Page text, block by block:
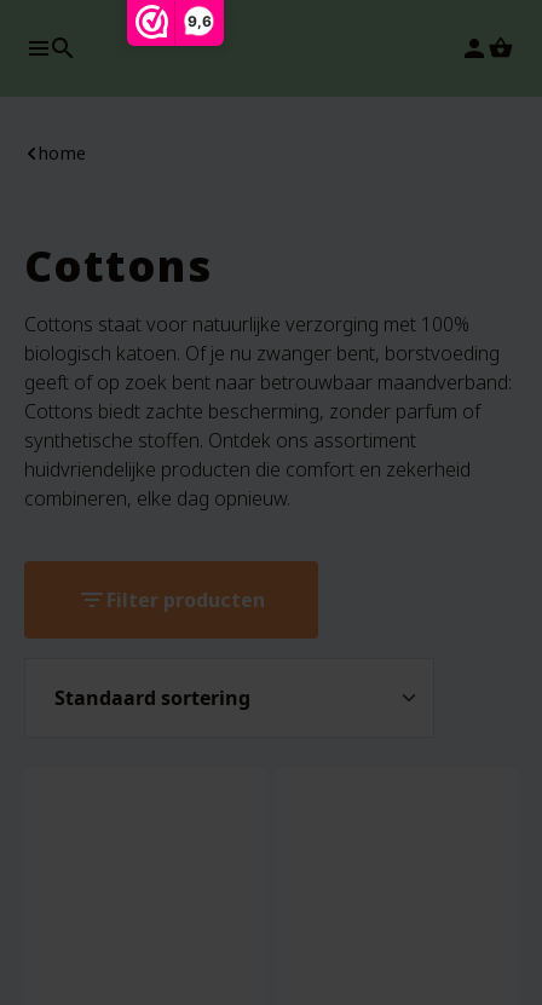
9,6
search person
home
Cottons
Cottons staat voor natuurlijke verzorging met 100%
biologisch katoen. Of je nu zwanger bent, borstvoeding
geeft of op zoek bent naar betrouwbaar maandverband:
Cottons biedt zachte bescherming, zonder parfum of
synthetische stoffen. Ontdek ons assortiment
huidvriendelijke producten die comfort en zekerheid
combineren, elke dag opnieuw.
filter_listFilter producten